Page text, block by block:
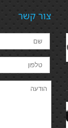
צור קשר